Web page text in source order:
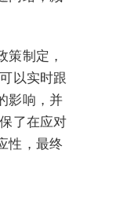
策制定，
以实时跟
影响，并
了在应对
性，最终